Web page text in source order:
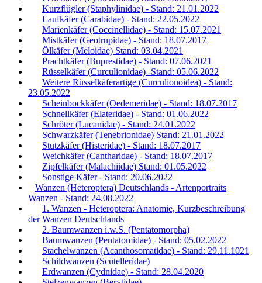
Kurzflügler (Staphylinidae) - Stand: 21.01.2022
Laufkäfer (Carabidae) - Stand: 22.05.2022
Marienkäfer (Coccinellidae) - Stand: 15.07.2021
Mistkäfer (Geotrupidae) - Stand: 18.07.2017
Ölkäfer (Meloidae) Stand: 03.04.2021
Prachtkäfer (Buprestidae) - Stand: 07.06.2021
Rüsselkäfer (Curculionidae) -Stand: 05.06.2022
Weitere Rüsselkäferartige (Curculionoidea) - Stand:
23.05.2022
Scheinbockkäfer (Oedemeridae) - Stand: 18.07.2017
Schnellkäfer (Elateridae) - Stand: 01.06.2022
Schröter (Lucanidae) - Stand: 24.01.2022
Schwarzkäfer (Tenebrionidae) Stand: 21.01.2022
Stutzkäfer (Histeridae) - Stand: 18.07.2017
Weichkäfer (Cantharidae) - Stand: 18.07.2017
Zipfelkäfer (Malachiidae) Stand: 01.05.2022
Sonstige Käfer - Stand: 20.06.2022
Wanzen (Heteroptera) Deutschlands - Artenportraits
Wanzen - Stand: 24.08.2022
1. Wanzen - Heteroptera: Anatomie, Kurzbeschreibung
der Wanzen Deutschlands
2. Baumwanzen i.w.S. (Pentatomorpha)
Baumwanzen (Pentatomidae) - Stand: 05.02.2022
Stachelwanzen (Acanthosomatidae) - Stand: 29.11.1021
Schildwanzen (Scutelleridae)
Erdwanzen (Cydnidae) - Stand: 28.04.2020